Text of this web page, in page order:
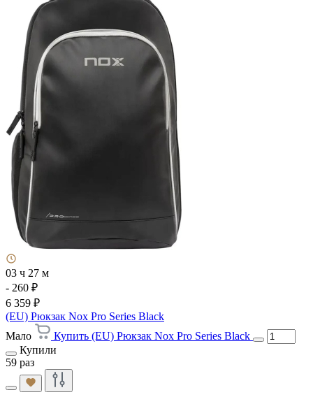
03 ч 27 м
- 260 ₽
6 359 ₽
(EU) Рюкзак Nox Pro Series Black
Мало
Купить (EU) Рюкзак Nox Pro Series Black
Купили
59 раз